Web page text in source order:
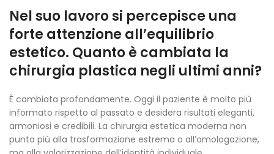
Nel suo lavoro si percepisce una
forte attenzione all’equilibrio
estetico. Quanto è cambiata la
chirurgia plastica negli ultimi anni?
È cambiata profondamente. Oggi il paziente è molto più
informato rispetto al passato e desidera risultati eleganti,
armoniosi e credibili. La chirurgia estetica moderna non
punta più alla trasformazione estrema o all’omologazione,